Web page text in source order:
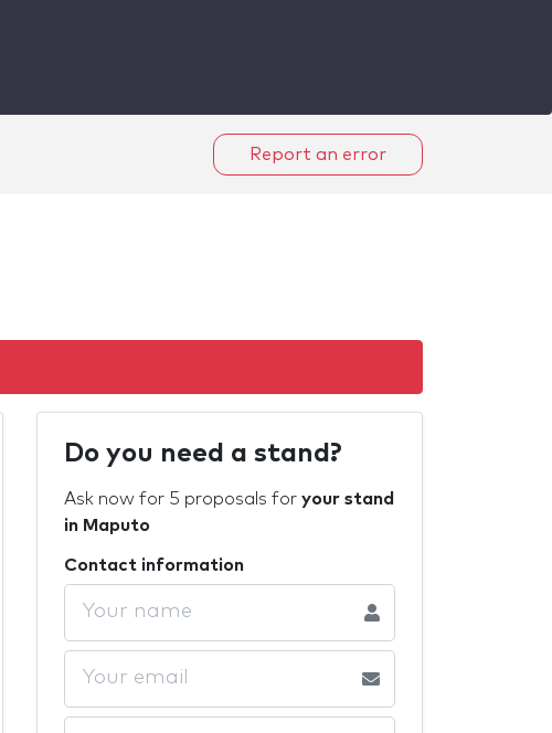
Report an error
Do you need a stand?
Ask now for 5 proposals for your stand
in Maputo
Contact information